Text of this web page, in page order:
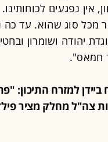
אין נפגעים
מכל סוג שהוא. עד
חמאס".
ביידן למזרח
צה"ל מחלק מציר